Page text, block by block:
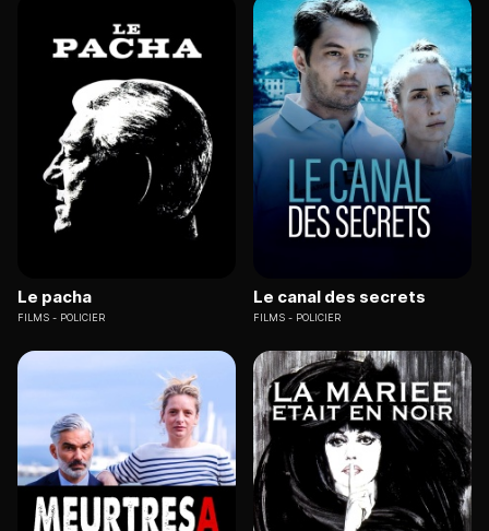
Le pacha
FILMS POLICIER
Le canal des secrets
FILMS POLICIER